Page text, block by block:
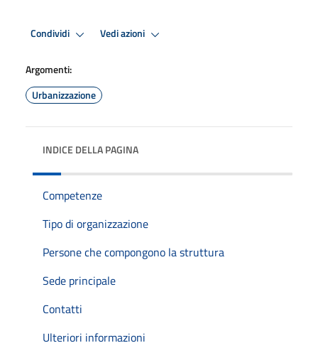
Condividi Vedi azioni
Argomenti:
Urbanizzazione
INDICE DELLA PAGINA
Competenze
Tipo di organizzazione
Persone che compongono la struttura
Sede principale
Contatti
Ulteriori informazioni